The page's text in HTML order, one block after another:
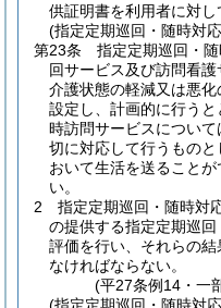
供証明書を利用者に対し
(指定定期巡回・随時対
第23条
指定定期巡回・
回サービス及び訪問看
介護状態の軽減又は悪
設定し、計画的に行う
時訪問サービスについ
切に対応して行うもの
おいて生活を送ること
い。
2
指定定期巡回・随時対
の提供する指定定期巡
評価を行い、それらの
なければならない。
(平27条例14・一